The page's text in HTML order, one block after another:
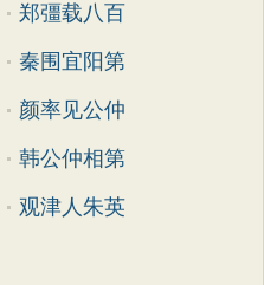
郑彊载八百
秦围宜阳第
颜率见公仲
韩公仲相第
观津人朱英